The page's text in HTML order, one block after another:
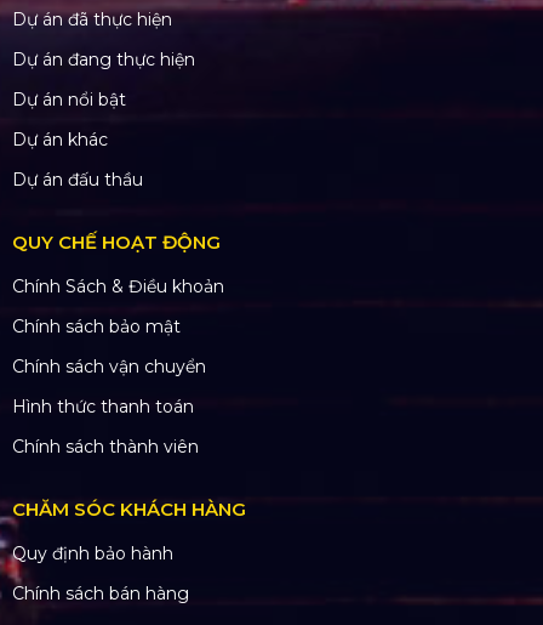
Dự án đã thực hiện
Dự án đang thực hiện
Dự án nổi bật
Dự án khác
Dự án đấu thầu
QUY CHẾ HOẠT ĐỘNG
Chính Sách & Điều khoản
Chính sách bảo mật
Chính sách vận chuyển
Hình thức thanh toán
Chính sách thành viên
CHĂM SÓC KHÁCH HÀNG
Quy định bảo hành
Chính sách bán hàng